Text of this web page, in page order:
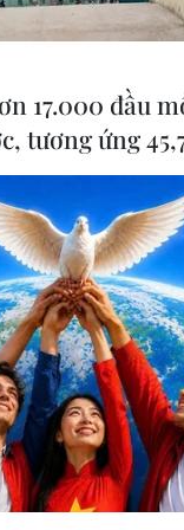
cam kết ủng
Đông
Abdul Mahdi
lực nào nhằm ổn
cảnh căng thẳng
17.000 đầu
tương ứng